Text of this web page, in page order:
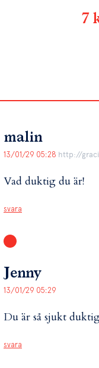
7
malin
13/01/29 05:28 http://
Vad duktig du är!
svara
Jenny
13/01/29 05:29
Du är så sjukt
svara